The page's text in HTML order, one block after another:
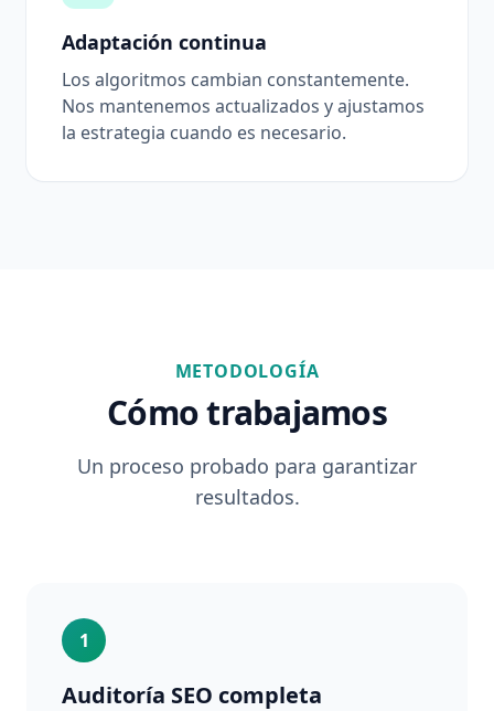
Adaptación continua
Los algoritmos cambian constantemente.
Nos mantenemos actualizados y ajustamos
la estrategia cuando es necesario.
METODOLOGÍA
Cómo trabajamos
Un proceso probado para garantizar
resultados.
1
Auditoría SEO completa